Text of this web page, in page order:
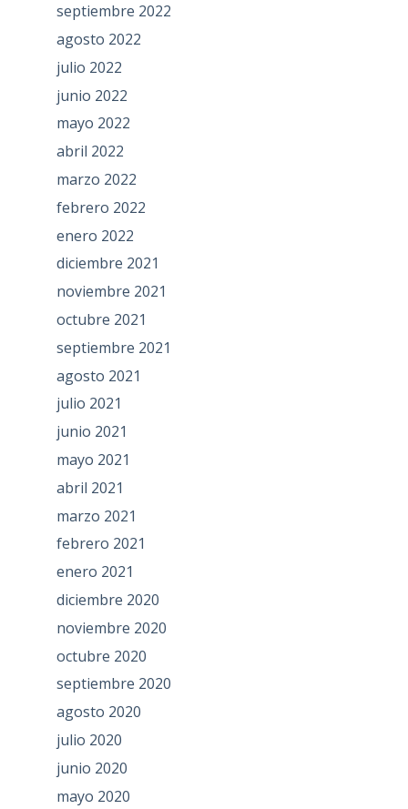
septiembre 2022
agosto 2022
julio 2022
junio 2022
mayo 2022
abril 2022
marzo 2022
febrero 2022
enero 2022
diciembre 2021
noviembre 2021
octubre 2021
septiembre 2021
agosto 2021
julio 2021
junio 2021
mayo 2021
abril 2021
marzo 2021
febrero 2021
enero 2021
diciembre 2020
noviembre 2020
octubre 2020
septiembre 2020
agosto 2020
julio 2020
junio 2020
mayo 2020